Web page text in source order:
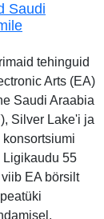
Saudi
tehinguid
Arts (EA)
Saudi Araabia
Silver Lake'i ja
Ligikaudu 55
EA börsilt